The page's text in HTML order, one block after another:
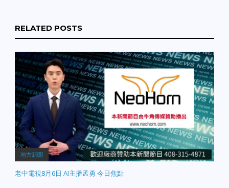
RELATED POSTS
地方新聞
老中電視8月6日 AI主播孟勇 今日焦點